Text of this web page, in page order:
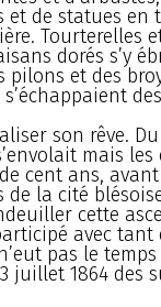
et de statues en
Tourterelles
dorés s’y
et des
son rêve.
mais les
cent ans,
de la cité
cette
avec tant
pas le
juillet 1864 des